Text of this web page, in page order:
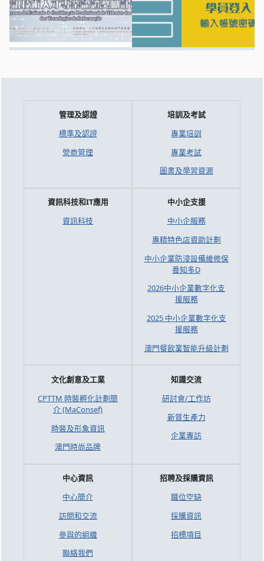
管理及認證
標準及認證
營商管理
培訓及考試
專業培訓
專業考試
圖書及學習資源
資訊科技和IT應用
資訊科技
中小企支援
中小企服務
專精特色店資助計劃
中小企業防浸設備維修保
養知多D
2026中小企業數字化支
援服務
2025 中小企業數字化支
援服務
澳門餐飲業智能升級計劃
文化創意及工業
CPTTM 時裝孵化計劃簡
介 (MaConsef)
時裝及形象資訊
澳門時尚品牌
知識交流
研討會/工作坊
新質生產力
企業專訪
中心資訊
中心簡介
訪問和交流
參與的組織
聯絡我們
招聘及採購資訊
職位空缺
採購資訊
招標項目